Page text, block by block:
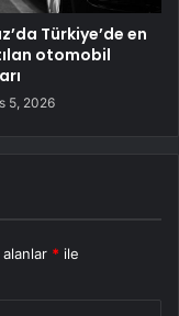
Türkiye’de en
otomobil
5, 2026
* ile